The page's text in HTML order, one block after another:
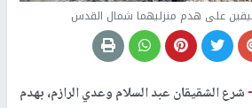
على هدم منزليهما شمال القدس
شرع الشقيقان عبد السلام وعدي الرازم، بهدم